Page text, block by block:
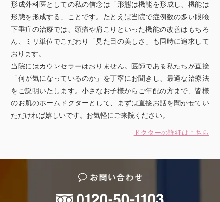
形成外科医としての私の信念は「形態は機能を形成し、機能は
形態を形成する」ことです。たとえば当院で症例数の多い眼瞼
下垂症の治療では、頭痛や肩こりといった機能の改善はもちろ
ん、ミリ単位でこだわり「見た目の美しさ」も同時に追求して
おります。
当院にはカウンセラーはおりません。医師である私たちが直接
「何が気になっているのか」を丁寧にお聞きし、最適な治療法
をご説明いたします。小さなお子様からご年配の方まで、皆様
のお肌のホームドクターとして、まずは直接お話を聞かせてい
ただければ嬉しいです。お気軽にご来院ください。
ドクターの詳細はこちら